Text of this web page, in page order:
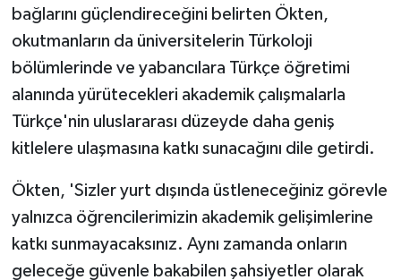
bağlarını güçlendireceğini belirten Ökten,
okutmanların da üniversitelerin Türkoloji
bölümlerinde ve yabancılara Türkçe öğretimi
alanında yürütecekleri akademik çalışmalarla
Türkçe'nin uluslararası düzeyde daha geniş
kitlelere ulaşmasına katkı sunacağını dile getirdi.
Ökten, 'Sizler yurt dışında üstleneceğiniz görevle
yalnızca öğrencilerimizin akademik gelişimlerine
katkı sunmayacaksınız. Aynı zamanda onların
geleceğe güvenle bakabilen şahsiyetler olarak